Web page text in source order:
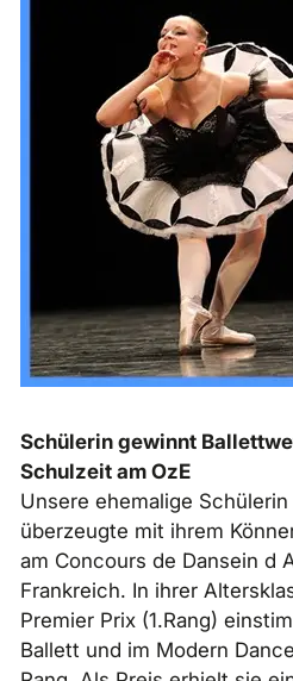
Schülerin gewinnt
Schulzeit am OzE
Unsere ehemalige Schülerin
überzeugte mit ihrem
am Concours de Dansein d
Frankreich. In ihrer
Premier Prix (1.Rang)
Ballett und im Modern